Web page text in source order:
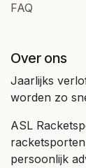
FAQ
Over ons
Jaarlijks
worden zo
ASL
persoonlijk